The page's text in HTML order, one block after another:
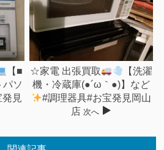
【■
パソ
発見
☆家電 出張買取
【洗濯
機・冷蔵庫(●´ω｀●)】など
#調理器具#お宝発見岡山
店 次へ